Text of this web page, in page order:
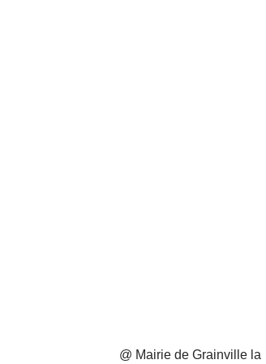
@ Mairie de Grainville la